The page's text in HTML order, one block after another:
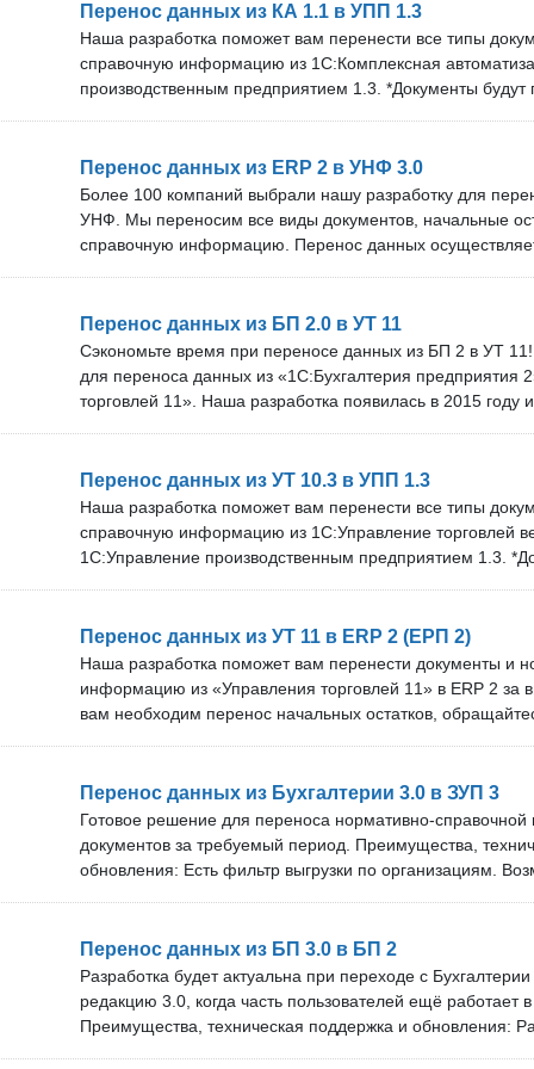
принимаются и могут быть реализованы без
Консультации для пользователей по вопросам
конечного результата. Вы покупаете правила переноса
необходимые обновления по мере выпуска новых
дни. Мы оперативно обновляем решение под новые
технической поддержки и бесплатных обновлений
команде более 10 специалистов. Проверка перед
проверить наше решение на своём сервере. Оставьте
удобном времени подключения нашего специалиста.
перенос сразу на основной базе — используйте копии
загружайте в УТ 10.3.
Перенос данных из КА 1.1 в УПП 1.3
Наша разработка поможет вам перенести все типы
справочную информацию из 1С:Комплексная
производственным предприятием 1.3. *Документы
идентификатору, а в случае отсутствия совпадений —
Техническая поддержка и обновления: Мы оперативно
новые версии программ. Срок технической поддержки и
зависит от тарифа. В нашей команде более 10
Перенос данных из ERP 2 в УНФ 3.0
Более 100 компаний выбрали нашу разработку для
УНФ. Мы переносим все виды документов, начальные
справочную информацию. Перенос данных
программ. Срок технической поддержки и бесплатных
тарифа. В нашей команде более 10 специалистов.
можете бесплатно проверить наше решение на своём
мы договоримся об удобном времени подключения
Перенос данных из БП 2.0 в УТ 11
Сэкономьте время при переносе данных из БП 2 в УТ
для переноса данных из «1С:Бухгалтерия предприятия
торговлей 11». Наша разработка появилась в 2015 году
документов за нужный период и справочную
от команды из более чем 10 специалистов. Мы
под новые версии программ. Срок технической
обновлений зависит от тарифа. Проверка перед
Перенос данных из УТ 10.3 в УПП 1.3
Наша разработка поможет вам перенести все типы
справочную информацию из 1С:Управление торговлей
1С:Управление производственным предприятием 1.3.
справочников по идентификатору, а в случае отсутствия
наименованию. Возможность переноса данных из
1.3. Техническая поддержка и обновления: Мы
под новые версии программ. Срок технической
своём сервере.
Перенос данных из УТ 11 в ERP 2 (ЕРП 2)
Наша разработка поможет вам перенести документы и
информацию из «Управления торговлей 11» в ERP 2 за
вам необходим перенос начальных остатков,
бесплатных обновлений. Срок технической поддержки и
зависит от тарифа. Проверка перед покупкой: Вы можете
наше решение на своём сервере. Не упустите
новую систему учёта с нашей разработкой!
Перенос данных из Бухгалтерии 3.0 в ЗУП 3
Готовое решение для переноса нормативно-
документов за требуемый период. Преимущества,
обновления: Есть фильтр выгрузки по организациям.
обновлений зависит от тарифа. В нашей команде более
Проверка перед покупкой: Вы можете бесплатно
своём сервере. Оставьте заявку, и мы договоримся об
подключения нашего специалиста.
Перенос данных из БП 3.0 в БП 2
Разработка будет актуальна при переходе с
редакцию 3.0, когда часть пользователей ещё работает
Преимущества, техническая поддержка и обновления: